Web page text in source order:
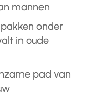
mannen
onder
in oude
pad van